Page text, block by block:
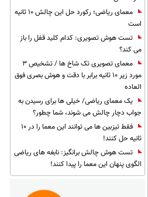
معمای ریاضی؛ رکورد حل این چالش 10 ثانیه
است
تست هوش تصویری: کدام کلید قفل را باز
می کند؟
معمای تصویری تک شاخ ها / تشخیص 3
مورد زیر 10 ثانیه برابر با دقت و هوش بصری فوق
العاده
یک معمای ریاضی/ خیلی ها برای رسیدن به
جواب دچار چالش می شوند، شما چطور؟
فقط تیزبین ها می توانند این معما را در 10
ثانیه حل کنند!
تست هوش چالش برانگیز: نابغه های ریاضی
الگوی پنهان این معما را پیدا کنند!